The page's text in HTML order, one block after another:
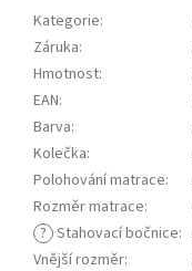
Kategorie:
Záruka:
Hmotnost:
EAN:
Barva:
Kolečka:
Polohování matrace:
Rozměr matrace:
? Stahovací bočnice:
Vnější rozměr: